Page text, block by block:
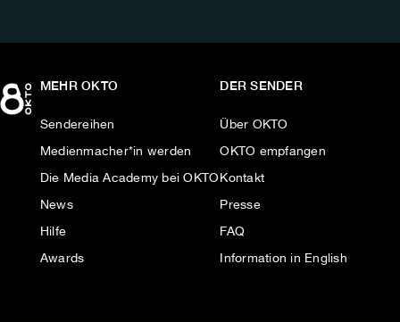
MEHR OKTO
Sendereihen
Medienmacher*in werden
Die Media Academy bei OKTO
News
Hilfe
Awards
DER SENDER
Über OKTO
OKTO empfangen
Kontakt
Presse
FAQ
Information in English